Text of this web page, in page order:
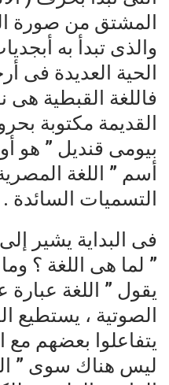
المشتق من صورة
والذى تبدأ به
الحية العديدة فى
فاللغة القبطية
القديمة مكتوبة
بيومى قنديل ” هو
أسم ” اللغة
التسميات السائدة .
فى البداية يشير
” لما هى اللغة ؟
يقول ” اللغة
الصوتية ، يستطيع
يتفاعلوا بعضهم مع
ليس هناك سوى ”